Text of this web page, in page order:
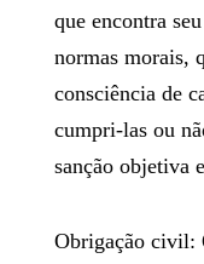
que encontra
normas morais,
consciência de
cumpri-las ou
sanção objetiva
Obrigação civil: